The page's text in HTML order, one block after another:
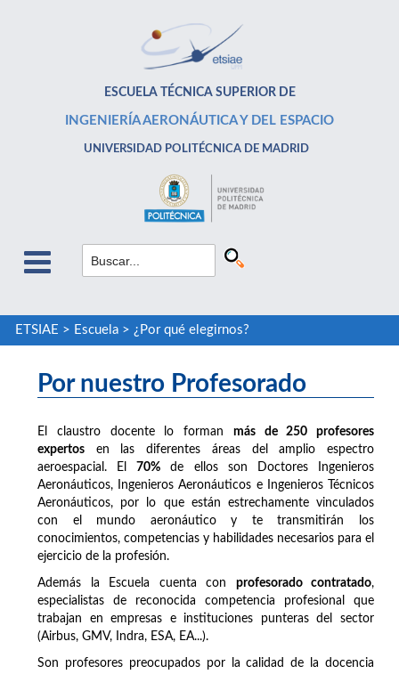
ESCUELA TÉCNICA SUPERIOR DE
INGENIERÍA AERONÁUTICA Y DEL ESPACIO
UNIVERSIDAD POLITÉCNICA DE MADRID
ETSIAE > Escuela> ¿Por qué elegirnos?
Por nuestro Profesorado
El claustro docente lo forman más de 250 profesores
expertos en las diferentes áreas del amplio espectro
aeroespacial. El 70% de ellos son Doctores Ingenieros
Aeronáuticos, Ingenieros Aeronáuticos e Ingenieros Técnicos
Aeronáuticos, por lo que están estrechamente vinculados
con el mundo aeronáutico y te transmitirán los
conocimientos, competencias y habilidades necesarios para el
ejercicio de la profesión.
Además la Escuela cuenta con profesorado contratado,
especialistas de reconocida competencia profesional que
trabajan en empresas e instituciones punteras del sector
(Airbus, GMV, Indra, ESA, EA...).
Son profesores preocupados por la calidad de la docencia